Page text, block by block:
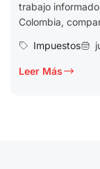
trabajo
Colombia,
Impuestos
Leer Más